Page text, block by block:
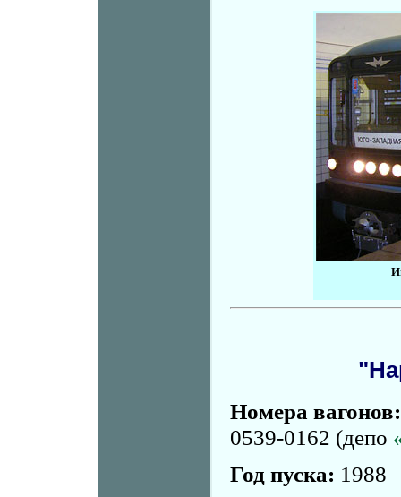
Номера вагонов:
0539-0162 (депо
Год пуска: 1988